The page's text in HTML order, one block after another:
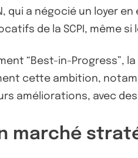
qui a négocié un loyer
de la SCPI, même
“Best-in-Progress”,
cette ambition,
améliorations, avec
marché